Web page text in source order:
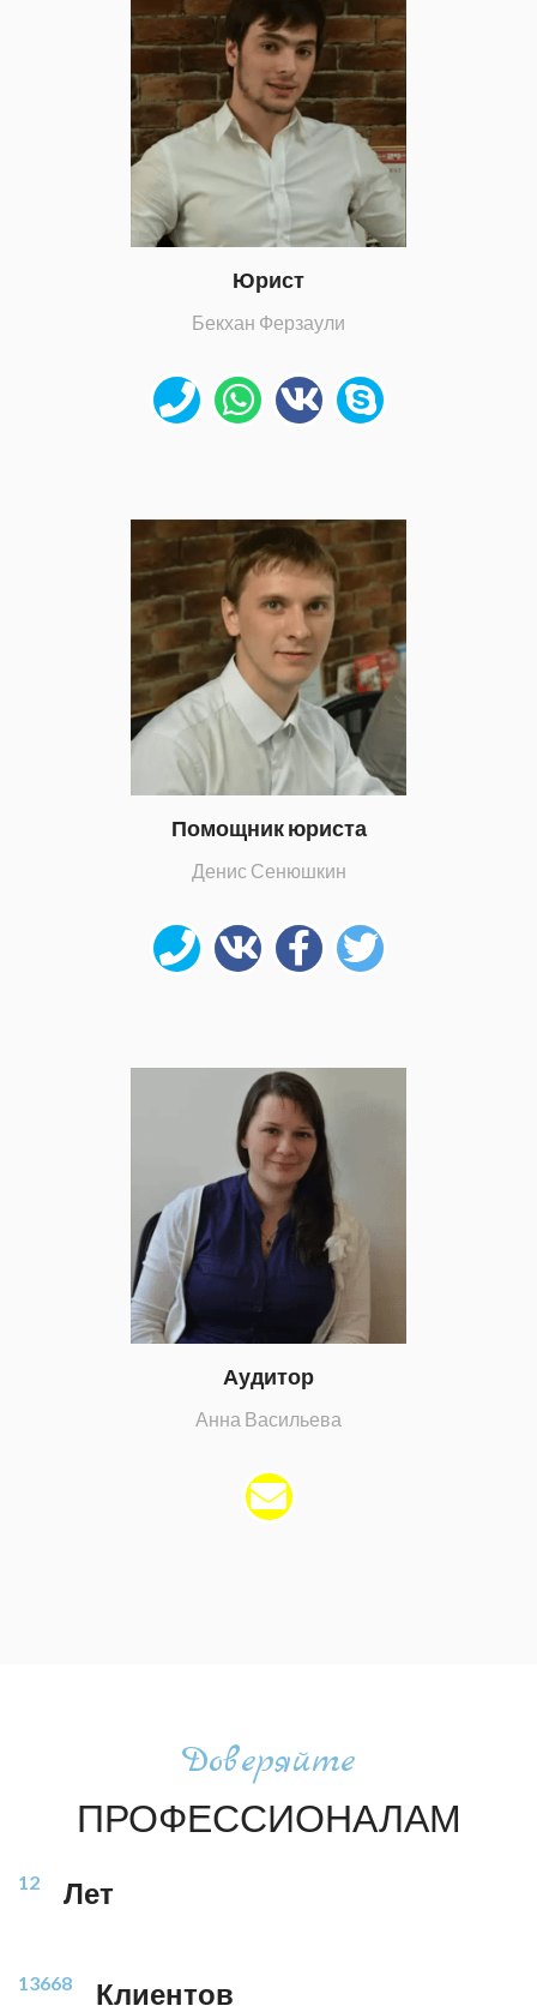
Юрист
Бекхан Ферзаули
Помощник юриста
Денис Сенюшкин
Аудитор
Анна Васильева
Доверяйте
ПРОФЕССИОНАЛАМ
12 Лет
13668 Клиентов